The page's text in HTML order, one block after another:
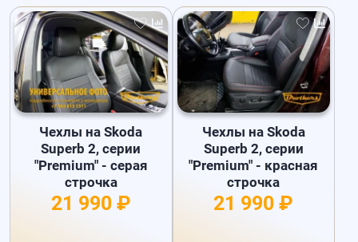
Чехлы на Skoda
Superb 2, серии
"Premium" - серая
строчка
21 990 ₽
Чехлы на Skoda
Superb 2, серии
"Premium" - красная
строчка
21 990 ₽